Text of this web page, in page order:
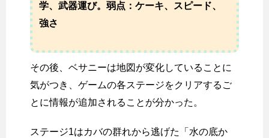
学、武器運び。弱点：ケーキ、スピード、
強さ
その後、ベサニーは地図が変化していることに
気がつき、ゲームの各ステージをクリアするご
とに情報が追加されることが分かった。
ステージ1はカバの群れから逃げた「水の底か